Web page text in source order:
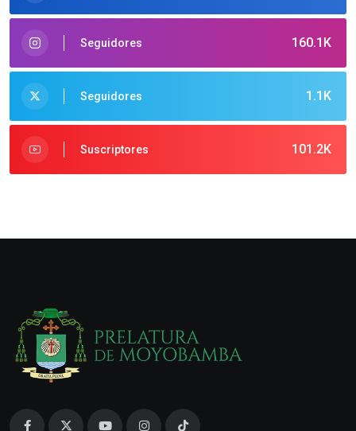
160.1K
Seguidores
1.1K
Seguidores
101.2K
Suscriptores